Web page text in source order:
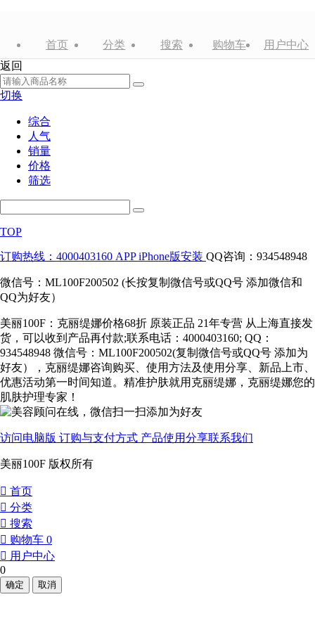
首页 分类 搜索 购物车
用户中心
返回
切换
综合
人气
销量
价格
筛选
TOP
订购热线：4000403160 APP iPhone版安装 QQ咨询：934548948
微信号：ML100F200502 (长按复制微信号或QQ号 添加微信和
QQ为好友）
美丽100F：克丽缇娜价格68折 原装正品 21年专营 从上海直接发
货，可以收到产品再付款;联系电话：4000403160; QQ：
934548948 微信号：ML100F200502(复制微信号或QQ号 添加为
好友），克丽缇娜咨询购买、使用方法及使用分享、新品上市、
优惠活动第一时间知道。精准护肤就用克丽缇娜，克丽缇娜您的
肌肤护理专家！
访问电脑版 订购与支付方式 产品使用分享联系我们
美丽100F 版权所有
󰀁 首页
󰀂 分类
󰀃 搜索
󰀄 购物车 0
󰀅 用户中心
0
确定 取消